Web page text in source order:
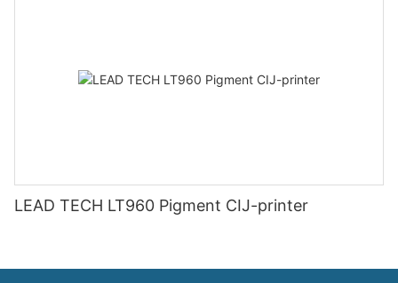
LEAD TECH LT960 Pigment CIJ-printer